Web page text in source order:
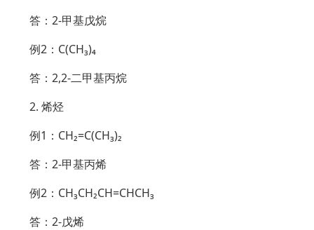
答：2-甲基戊烷
例2：C(CH₃)₄
答：2,2-二甲基丙烷
2. 烯烃
例1：CH₂=C(CH₃)₂
答：2-甲基丙烯
例2：CH₃CH₂CH=CHCH₃
答：2-戊烯